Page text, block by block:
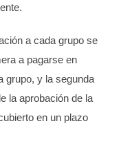
a cada grupo se
a pagarse en
grupo, y la segunda
la aprobación de la
en un plazo